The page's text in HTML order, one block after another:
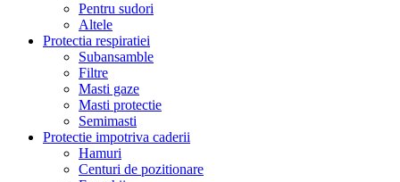
Pentru sudori
Altele
Protectia respiratiei
Subansamble
Filtre
Masti gaze
Masti protectie
Semimasti
Protectie impotriva caderii
Hamuri
Centuri de pozitionare